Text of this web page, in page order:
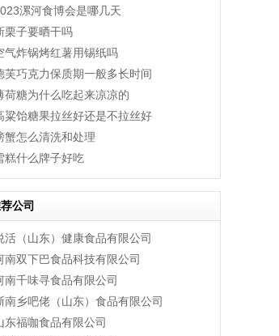
羊肉哪个部位好吃，羊肉不能和什么一起吃，羊
羊肉汤用羊的哪个部位，羊肉汤可以放黄酒吗，
黄桃罐头怎么做，怎么吃，怎么开盖，可以加热
什么是冻梨，东北冻梨怎么做，冻梨怎么吃，冻
2022成都全国糖酒会时间是什么时候，参展须知
豆豉鲮鱼罐头哪个牌子好，豆豉鲮鱼罐头多少钱
漯河食博会是哪几天
栗子要晒干吗
气炸锅烤红薯用锡纸吗
芙巧克力保质期一般多长时间
荷糖为什么吃起来凉凉的
粱饴糖果拉丝好还是不拉丝好
蟹怎么清洗和处理
糕什么牌子好吃
公司
活（山东）健康食品有限公司
南双下巴食品科技有限公司
南千味寻食品有限公司
南乡吧佬（山东）食品有限公司
东福咖食品有限公司